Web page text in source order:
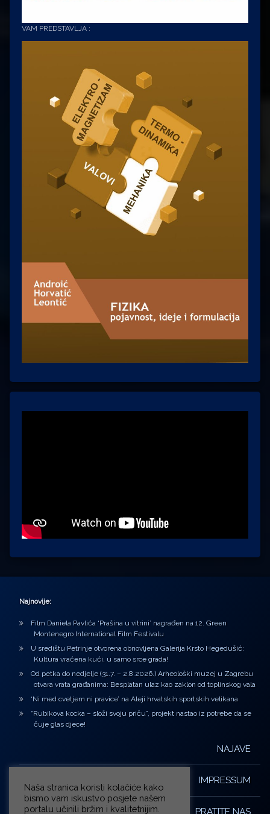
VAM PREDSTAVLJA :
Najnovije:
Film Daniela Pavlića ‘Prašina u vitrini’ nagrađen na 12. Green
Montenegro International Film Festivalu
U središtu Petrinje otvorena obnovljena Galerija Krsto Hegedušić:
Kultura vraćena kući, u samo srce grada!
Od petka do nedjelje (31.7. – 2.8.2026.) Arheološki muzej u Zagrebu
otvara vrata građanima: Besplatan ulaz kao zaklon od toplinskog vala
‘Ni med cvetjem ni pravice’ na Aleji hrvatskih sportskih velikana
“Rubikova kocka – složi svoju priču”, projekt nastao iz potrebe da se
čuje glas djece!
NAJAVE
IMPRESSUM
PRATITE NAS
Naša stranica koristi kolačiće kako
bismo vam iskustvo posjete našem
portalu učinili bržim i kvalitetnijim.